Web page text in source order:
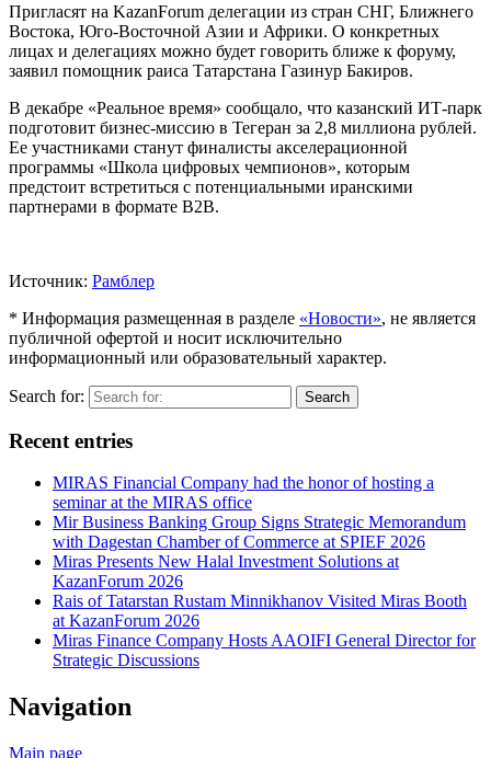
Пригласят на KazanForum делегации из стран СНГ, Ближнего
Востока, Юго-Восточной Азии и Африки. О конкретных
лицах и делегациях можно будет говорить ближе к форуму,
заявил помощник раиса Татарстана Газинур Бакиров.
В декабре «Реальное время» сообщало, что казанский ИТ-парк
подготовит бизнес-миссию в Тегеран за 2,8 миллиона рублей.
Ее участниками станут финалисты акселерационной
программы «Школа цифровых чемпионов», которым
предстоит встретиться с потенциальными иранскими
партнерами в формате B2B.
Источник: Рамблер
* Информация размещенная в разделе «Новости», не является
публичной офертой и носит исключительно
информационный или образовательный характер.
Search for: Search
Recent entries
MIRAS Financial Company had the honor of hosting a
seminar at the MIRAS office
Mir Business Banking Group Signs Strategic Memorandum
with Dagestan Chamber of Commerce at SPIEF 2026
Miras Presents New Halal Investment Solutions at
KazanForum 2026
Rais of Tatarstan Rustam Minnikhanov Visited Miras Booth
at KazanForum 2026
Miras Finance Company Hosts AAOIFI General Director for
Strategic Discussions
Navigation
Main page